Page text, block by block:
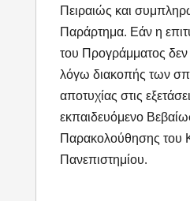
Πειραιώς και
Παράρτημα. Εάν η
του Προγράμματος δεν
λόγω διακοπής των
αποτυχίας στις
εκπαιδευόμενο
Παρακολούθησης του
Πανεπιστημίου.